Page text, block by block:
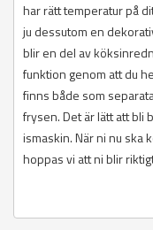
har rätt temperatur på
ju dessutom en
blir en del av
funktion genom att du
finns både som
frysen. Det är lätt att bli
ismaskin. När ni nu ska
hoppas vi att ni blir